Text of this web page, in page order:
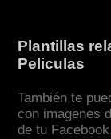
Plantillas
Peliculas
También te
con imagenes
de tu Facebook.